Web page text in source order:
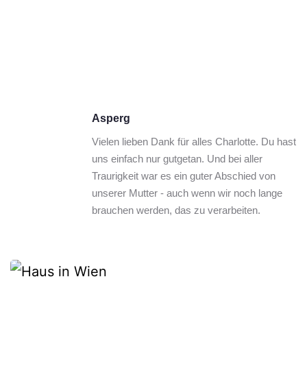
Asperg
Vielen lieben Dank für alles Charlotte. Du hast
uns einfach nur gutgetan. Und bei aller
Traurigkeit war es ein guter Abschied von
unserer Mutter - auch wenn wir noch lange
brauchen werden, das zu verarbeiten.